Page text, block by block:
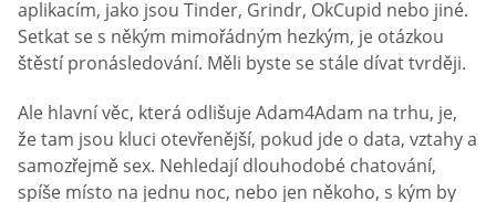
aplikacím, jako jsou Tinder, Grindr, OkCupid nebo jiné.
Setkat se s někým mimořádným hezkým, je otázkou
štěstí pronásledování. Měli byste se stále dívat tvrději.
Ale hlavní věc, která odlišuje Adam4Adam na trhu, je,
že tam jsou kluci otevřenější, pokud jde o data, vztahy a
samozřejmě sex. Nehledají dlouhodobé chatování,
spíše místo na jednu noc, nebo jen někoho, s kým by